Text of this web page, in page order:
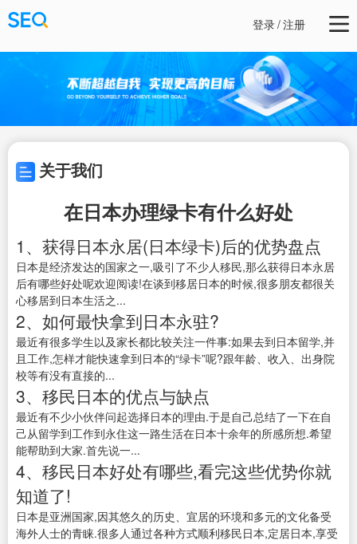
登录/注册
关于我们
在日本办理绿卡有什么好处
1、获得日本永居(日本绿卡)后的优势盘点
日本是经济发达的国家之一,吸引了不少人移民,那么获得日本永居
后有哪些好处呢欢迎阅读!在谈到移居日本的时候,很多朋友都很关
心移居到日本生活之...
2、如何最快拿到日本永驻?
最近有很多学生以及家长都比较关注一件事:如果去到日本留学,并
且工作,怎样才能快速拿到日本的“绿卡”呢?跟年龄、收入、出身院
校等有没有直接的...
3、移民日本的优点与缺点
最近有不少小伙伴问起选择日本的理由.于是自己总结了一下在自
己从留学到工作到永住这一路生活在日本十余年的所感所想.希望
能帮助到大家.首先说一...
4、移民日本好处有哪些,看完这些优势你就
知道了!
日本是亚洲国家,因其悠久的历史、宜居的环境和多元的文化备受
海外人士的青睐.很多人通过各种方式顺利移民日本,定居日本,享受